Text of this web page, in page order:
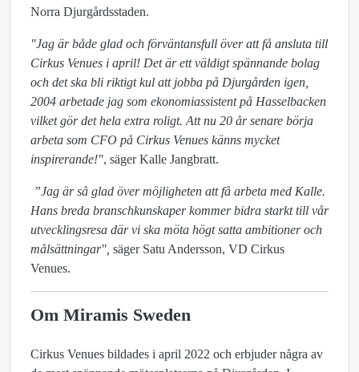
Norra Djurgårdsstaden.
"Jag är både glad och förväntansfull över att få ansluta till
Cirkus Venues i april! Det är ett väldigt spännande bolag
och det ska bli riktigt kul att jobba på Djurgården igen,
2004 arbetade jag som ekonomiassistent på Hasselbacken
vilket gör det hela extra roligt. Att nu 20 år senare börja
arbeta som CFO på Cirkus Venues känns mycket
inspirerande!", säger Kalle Jangbratt.
”Jag är så glad över möjligheten att få arbeta med Kalle.
Hans breda branschkunskaper kommer bidra starkt till vår
utvecklingsresa där vi ska möta högt satta ambitioner och
målsättningar", säger Satu Andersson, VD Cirkus
Venues.
Om Miramis Sweden
Cirkus Venues bildades i april 2022 och erbjuder några av